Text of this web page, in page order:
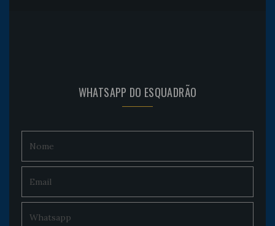
WHATSAPP DO ESQUADRÃO